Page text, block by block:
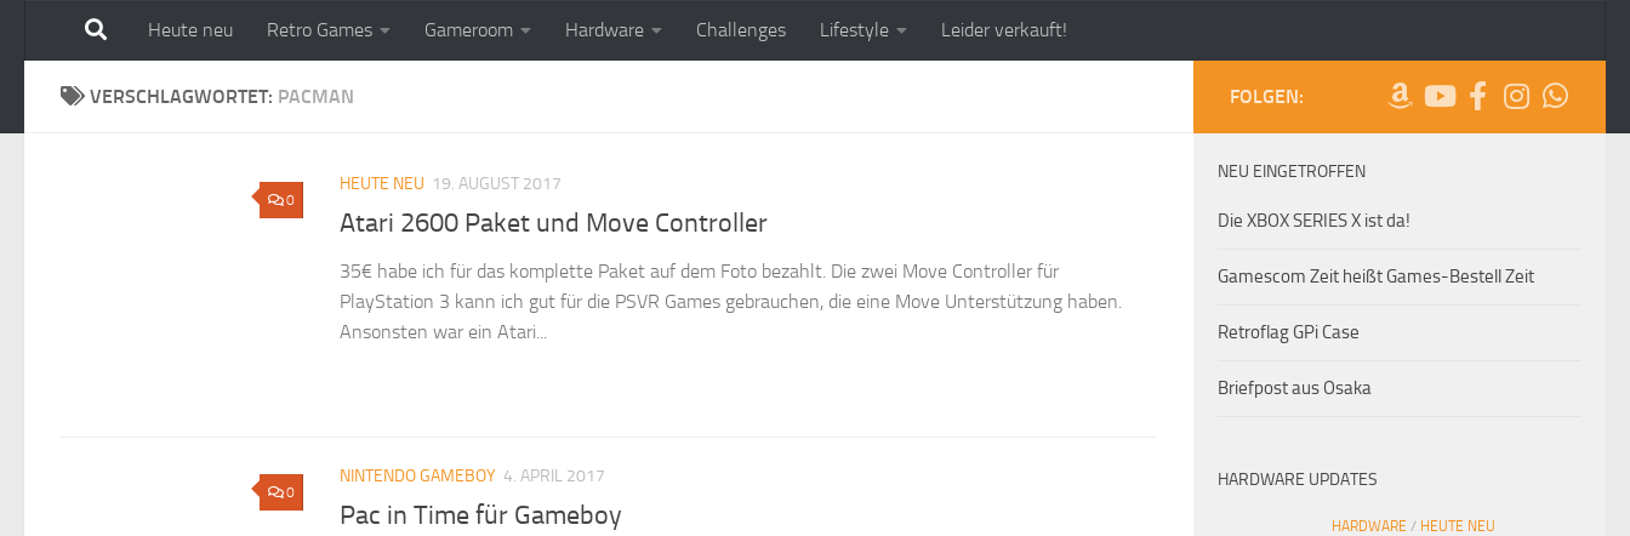
Zum Inhalt springen
Heute neu Retro Games Gameroom Hardware Challenges Lifestyle Leider verkauft!
VERSCHLAGWORTET: PACMAN
0
HEUTE NEU 19. AUGUST 2017
Atari 2600 Paket und Move Controller
35€ habe ich für das komplette Paket auf dem Foto bezahlt. Die zwei Move Controller für
PlayStation 3 kann ich gut für die PSVR Games gebrauchen, die eine Move Unterstützung haben.
Ansonsten war ein Atari...
0
NINTENDO GAMEBOY 4. APRIL 2017
Pac in Time für Gameboy
FOLGEN:
NEU EINGETROFFEN
Die XBOX SERIES X ist da!
Gamescom Zeit heißt Games-Bestell Zeit
Retroflag GPi Case
Briefpost aus Osaka
HARDWARE UPDATES
HARDWARE / HEUTE NEU